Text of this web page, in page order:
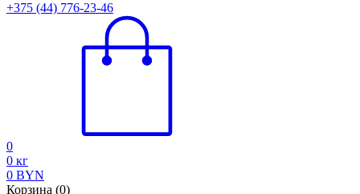
+375 (44) 776-23-46
0
0 кг
0 BYN
Корзина (0)